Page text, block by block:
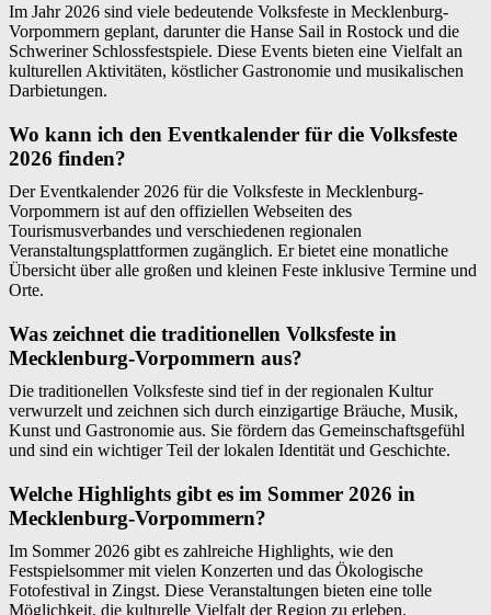
Im Jahr 2026 sind viele bedeutende Volksfeste in Mecklenburg-
Vorpommern geplant, darunter die Hanse Sail in Rostock und die
Schweriner Schlossfestspiele. Diese Events bieten eine Vielfalt an
kulturellen Aktivitäten, köstlicher Gastronomie und musikalischen
Darbietungen.
Wo kann ich den Eventkalender für die Volksfeste
2026 finden?
Der Eventkalender 2026 für die Volksfeste in Mecklenburg-
Vorpommern ist auf den offiziellen Webseiten des
Tourismusverbandes und verschiedenen regionalen
Veranstaltungsplattformen zugänglich. Er bietet eine monatliche
Übersicht über alle großen und kleinen Feste inklusive Termine und
Orte.
Was zeichnet die traditionellen Volksfeste in
Mecklenburg-Vorpommern aus?
Die traditionellen Volksfeste sind tief in der regionalen Kultur
verwurzelt und zeichnen sich durch einzigartige Bräuche, Musik,
Kunst und Gastronomie aus. Sie fördern das Gemeinschaftsgefühl
und sind ein wichtiger Teil der lokalen Identität und Geschichte.
Welche Highlights gibt es im Sommer 2026 in
Mecklenburg-Vorpommern?
Im Sommer 2026 gibt es zahlreiche Highlights, wie den
Festspielsommer mit vielen Konzerten und das Ökologische
Fotofestival in Zingst. Diese Veranstaltungen bieten eine tolle
Möglichkeit, die kulturelle Vielfalt der Region zu erleben.